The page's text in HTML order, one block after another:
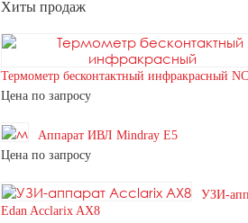
Хиты продаж
Термометр бесконтактный инфракрасный
Цена по запросу
Аппарат ИВЛ Mindray E5
Цена по запросу
УЗИ-
Edan Acclarix AX8